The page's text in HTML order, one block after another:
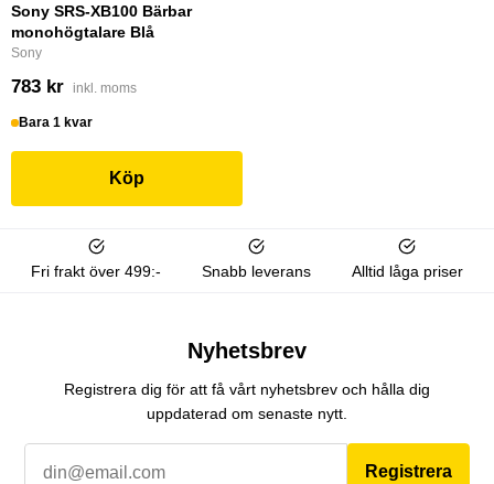
Sony SRS-XB100 Bärbar
monohögtalare Blå
Sony
783 kr inkl. moms
Bara 1 kvar
Köp
Fri frakt över 499:- Snabb leverans Alltid låga priser
Nyhetsbrev
Registrera dig för att få vårt nyhetsbrev och hålla dig
uppdaterad om senaste nytt.
Registrera